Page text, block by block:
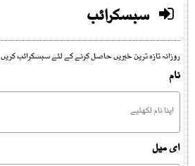
سبسکرائب
روزانہ تازہ ترین خبریں حاصل کرنے کے لئے سبسکرائب کریں
نام
ای میل